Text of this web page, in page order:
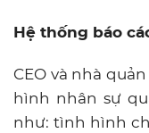
Hệ thống báo
CEO và nhà
hình nhân sự
như: tình hình